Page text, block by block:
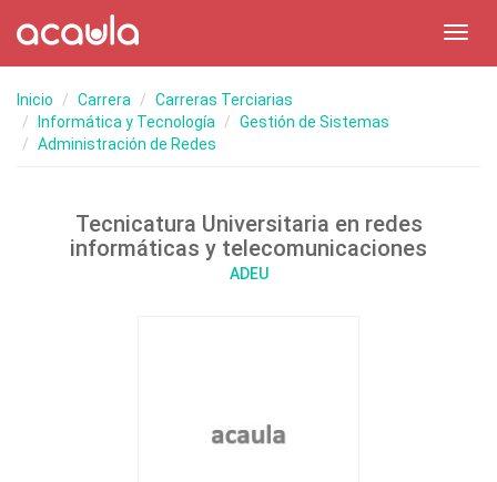
Inicio Carrera
Carreras Terciarias
Informática y Tecnología
Gestión de Sistemas
Administración de Redes
Tecnicatura Universitaria en redes
informáticas y telecomunicaciones
ADEU